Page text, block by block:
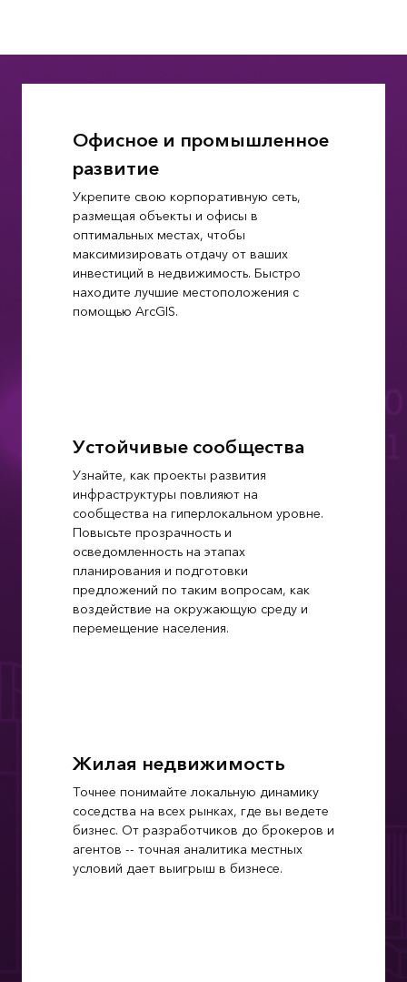
Офисное и промышленное
развитие
Укрепите свою корпоративную сеть,
размещая объекты и офисы в
оптимальных местах, чтобы
максимизировать отдачу от ваших
инвестиций в недвижимость. Быстро
находите лучшие местоположения с
помощью ArcGIS.
Устойчивые сообщества
Узнайте, как проекты развития
инфраструктуры повлияют на
сообщества на гиперлокальном уровне.
Повысьте прозрачность и
осведомленность на этапах
планирования и подготовки
предложений по таким вопросам, как
воздействие на окружающую среду и
перемещение населения.
Жилая недвижимость
Точнее понимайте локальную динамику
соседства на всех рынках, где вы ведете
бизнес. От разработчиков до брокеров и
агентов -- точная аналитика местных
условий дает выигрыш в бизнесе.